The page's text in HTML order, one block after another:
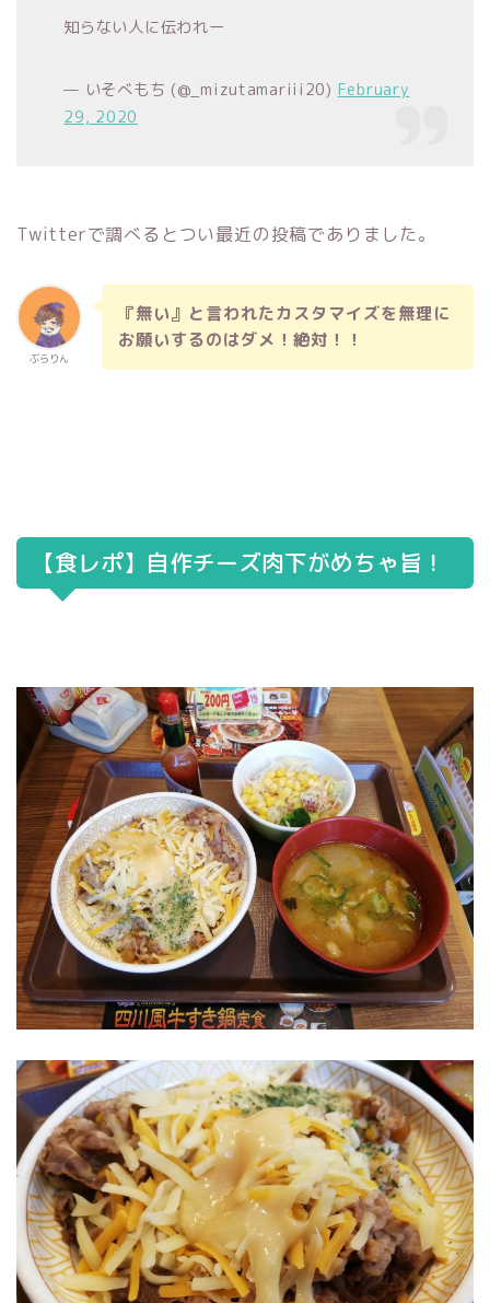
知らない人に伝われー
— いそべもち (@_mizutamariii20) February
29, 2020
Twitterで調べるとつい最近の投稿でありました。
ぶらりん
『無い』と言われたカスタマイズを無理に
お願いするのはダメ！絶対！！
【食レポ】自作チーズ肉下がめちゃ旨！